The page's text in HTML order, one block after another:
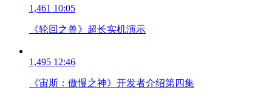
1,461 10:05
《轮回之兽》超长实机演示
1,495 12:46
《宙斯：傲慢之神》开发者介绍第四集